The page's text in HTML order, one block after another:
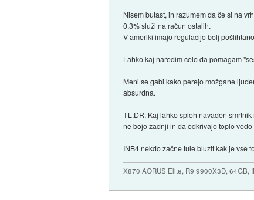
Nisem butast, in razumem da če si na
0,3% služi na račun ostalih.
V ameriki imajo regulacijo bolj
Lahko kaj naredim celo da pomagam
Meni se gabi kako perejo možgane
absurdna.
TL:DR: Kaj lahko sploh navaden
ne bojo zadnji in da odkrivajo toplo vodo
INB4 nekdo začne tule bluzit kak je vse
X870 AORUS Elite, R9 9900X3D, 64GB,